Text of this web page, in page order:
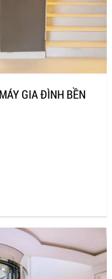
GIA ĐÌNH BỀN